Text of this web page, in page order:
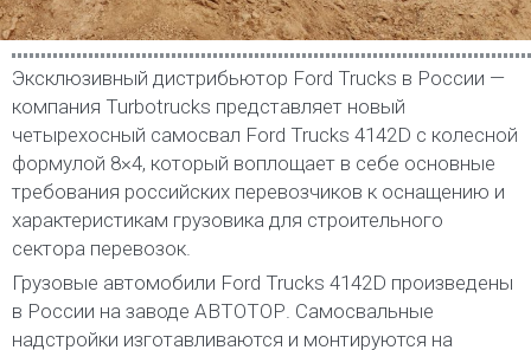
Эксклюзивный дистрибьютор Ford Trucks в России —
компания Turbotrucks представляет новый
четырехосный самосвал Ford Trucks 4142D с колесной
формулой 8×4, который воплощает в себе основные
требования российских перевозчиков к оснащению и
характеристикам грузовика для строительного
сектора перевозок.
Грузовые автомобили Ford Trucks 4142D произведены
в России на заводе АВТОТОР. Самосвальные
надстройки изготавливаются и монтируются на